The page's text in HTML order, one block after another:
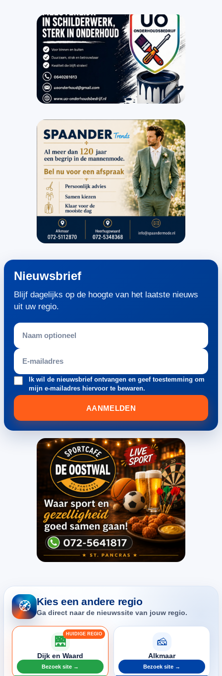
Nieuwsbrief
Blijf dagelijks op de hoogte van het laatste nieuws
uit uw regio.
Ik wil de nieuwsbrief ontvangen en geef toestemming om
mijn e-mailadres hiervoor te bewaren.
AANMELDEN
🧭 Kies een andere regio
Ga direct naar de nieuwssite van jouw regio.
🌉
Dijk en Waard
Bezoek site →
🧀
Alkmaar
Bezoek site →